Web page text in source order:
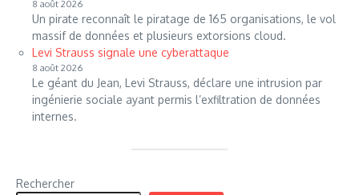
8 août 2026
Un pirate reconnaît le piratage de 165 organisations, le vol
massif de données et plusieurs extorsions cloud.
Levi Strauss signale une cyberattaque
8 août 2026
Le géant du Jean, Levi Strauss, déclare une intrusion par
ingénierie sociale ayant permis l’exfiltration de données
internes.
Rechercher